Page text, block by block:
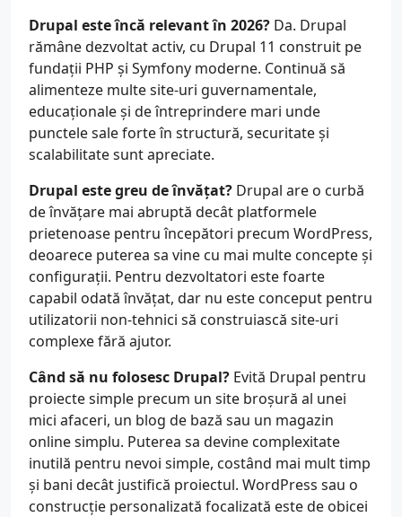
Drupal este încă relevant în 2026? Da. Drupal
rămâne dezvoltat activ, cu Drupal 11 construit pe
fundații PHP și Symfony moderne. Continuă să
alimenteze multe site-uri guvernamentale,
educaționale și de întreprindere mari unde
punctele sale forte în structură, securitate și
scalabilitate sunt apreciate.
Drupal este greu de învățat? Drupal are o curbă
de învățare mai abruptă decât platformele
prietenoase pentru începători precum WordPress,
deoarece puterea sa vine cu mai multe concepte și
configurații. Pentru dezvoltatori este foarte
capabil odată învățat, dar nu este conceput pentru
utilizatorii non-tehnici să construiască site-uri
complexe fără ajutor.
Când să nu folosesc Drupal? Evită Drupal pentru
proiecte simple precum un site broșură al unei
mici afaceri, un blog de bază sau un magazin
online simplu. Puterea sa devine complexitate
inutilă pentru nevoi simple, costând mai mult timp
și bani decât justifică proiectul. WordPress sau o
construcție personalizată focalizată este de obicei